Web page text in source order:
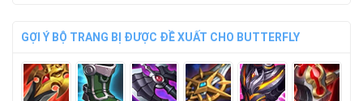
GỢI Ý BỘ TRANG BỊ ĐƯỢC ĐỀ XUẤT CHO BUTTERFLY